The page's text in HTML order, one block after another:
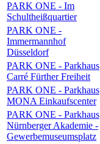
PARK ONE - Im
Schultheißquartier
PARK ONE -
Immermannhof
Düsseldorf
PARK ONE - Parkhaus
Carré Fürther Freiheit
PARK ONE - Parkhaus
MONA Einkaufscenter
PARK ONE - Parkhaus
Nürnberger Akademie -
Gewerbemuseumsplatz